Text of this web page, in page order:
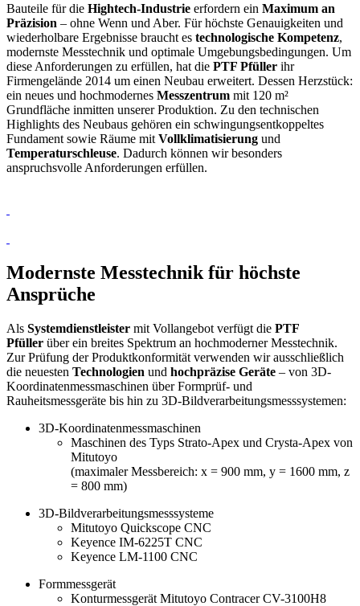
Bauteile für die Hightech-Industrie erfordern ein Maximum an
Präzision – ohne Wenn und Aber. Für höchste Genauigkeiten und
wiederholbare Ergebnisse braucht es technologische Kompetenz,
modernste Messtechnik und optimale Umgebungsbedingungen. Um
diese Anforderungen zu erfüllen, hat die PTF Pfüller ihr
Firmengelände 2014 um einen Neubau erweitert. Dessen Herzstück:
ein neues und hochmodernes Messzentrum mit 120 m²
Grundfläche inmitten unserer Produktion. Zu den technischen
Highlights des Neubaus gehören ein schwingungsentkoppeltes
Fundament sowie Räume mit Vollklimatisierung und
Temperaturschleuse. Dadurch können wir besonders
anspruchsvolle Anforderungen erfüllen.
Modernste Messtechnik für höchste
Ansprüche
Als Systemdienstleister mit Vollangebot verfügt die PTF
Pfüller über ein breites Spektrum an hochmoderner Messtechnik.
Zur Prüfung der Produktkonformität verwenden wir ausschließlich
die neuesten Technologien und hochpräzise Geräte – von 3D-
Koordinatenmessmaschinen über Formprüf- und
Rauheitsmessgeräte bis hin zu 3D-Bildverarbeitungsmesssystemen:
3D-Koordinatenmessmaschinen
Maschinen des Typs Strato-Apex und Crysta-Apex von
Mitutoyo
(maximaler Messbereich: x = 900 mm, y = 1600 mm, z
= 800 mm)
3D-Bildverarbeitungsmesssysteme
Mitutoyo Quickscope CNC
Keyence IM-6225T CNC
Keyence LM-1100 CNC
Formmessgerät
Konturmessgerät Mitutoyo Contracer CV-3100H8